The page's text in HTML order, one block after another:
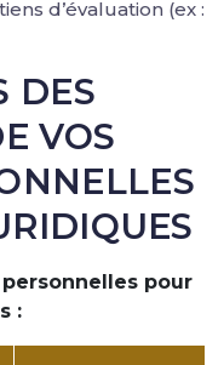
d’évaluation (ex :
DES
VOS
pour
: